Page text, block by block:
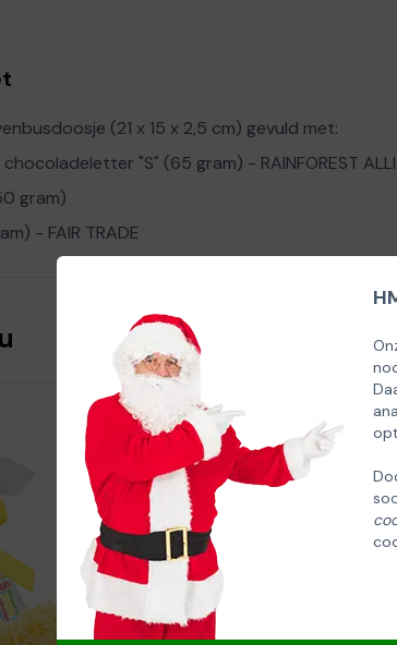
(21 x 15 x 2,5 cm) gevuld met:
"S" (65 gram) - RAINFOREST
gram)
- FAIR TRADE